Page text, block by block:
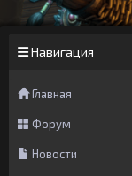
Навигация
Главная
Форум
Новости